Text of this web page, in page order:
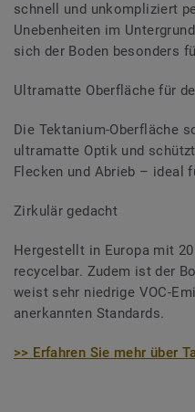
schnell und unkompliziert
Unebenheiten im
sich der Boden besonders
Ultramatte Oberfläche für
Die Tektanium-Oberfläche
ultramatte Optik und
Flecken und Abrieb – ideal
Zirkulär gedacht
Hergestellt in Europa mit
recycelbar. Zudem ist der
weist sehr niedrige VOC-
anerkannten Standards.
>> Erfahren Sie mehr über